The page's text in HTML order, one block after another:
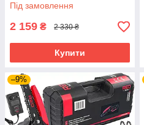
Під замовлення
2 159 ₴ 2 330 ₴
Купити
–9%